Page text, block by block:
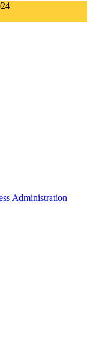
Administration